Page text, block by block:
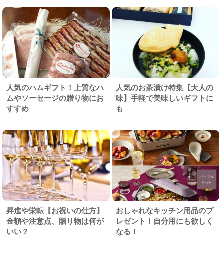
人気のハムギフト！上質なハ
ムやソーセージの贈り物にお
すすめ
人気のお茶漬け特集【大人の
味】手軽で美味しいギフトに
も
昇進や栄転【お祝いの仕方】
金額や注意点、贈り物は何が
いい？
おしゃれなキッチン用品のプ
レゼント！自分用にも欲しく
なる！